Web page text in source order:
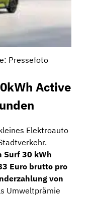
Pressefoto
Active
Elektroauto
Surf 30 kWh
Euro brutto pro
von
Umweltprämie